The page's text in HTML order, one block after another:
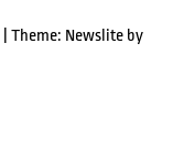
Theme: Newslite by